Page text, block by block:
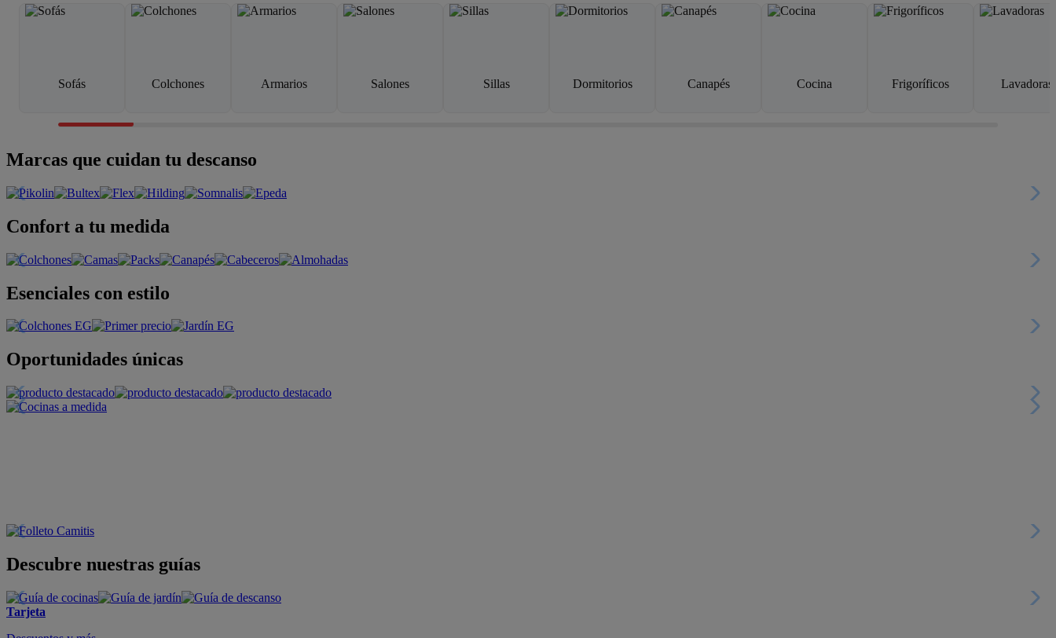
Sofás Colchones Armarios Salones Sillas Dormitorios Canapés Cocina Frigoríficos Lavadoras
Marcas que cuidan tu descanso
Confort a tu medida
Esenciales con estilo
Oportunidades únicas
Descubre nuestras guías
Tarjeta